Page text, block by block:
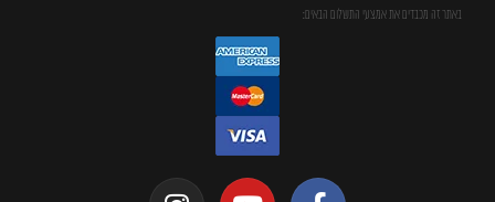
באתר זה מכבדים את אמצעי התשלום הבאים: